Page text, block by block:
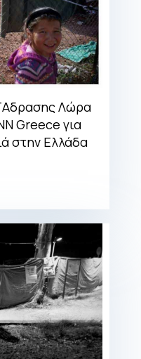
Λώρα
Greece για
στην Ελλάδα